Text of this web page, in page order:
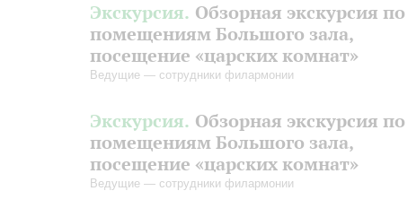
Экскурсия. Обзорная экскурсия по
помещениям Большого зала,
посещение «царских комнат»
Ведущие — сотрудники филармонии
Экскурсия. Обзорная экскурсия по
помещениям Большого зала,
посещение «царских комнат»
Ведущие — сотрудники филармонии